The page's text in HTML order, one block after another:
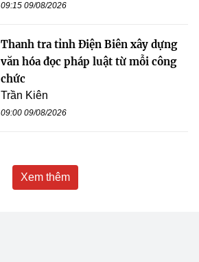
09:15 09/08/2026
Thanh tra tỉnh Điện Biên xây dựng
văn hóa đọc pháp luật từ mỗi công
chức
Trần Kiên
09:00 09/08/2026
Xem thêm